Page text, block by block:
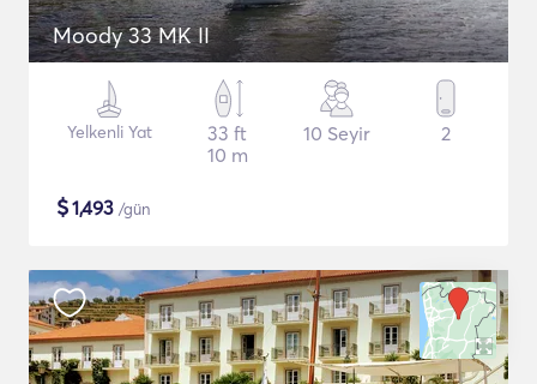
Moody 33 MK II
Yelkenli Yat
33 ft
10 m
10 Seyir 2
$1,493 /gün